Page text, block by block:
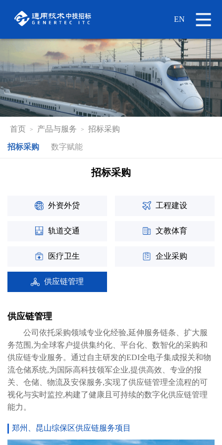
EN
首页 > 产品与服务 > 招标采购
招标采购 数字赋能
招标采购
外资外贷 工程建设
轨道交通 文教体育
医疗卫生 企业采购
供应链管理
供应链管理
公司依托采购领域专业化经验,延伸服务链条、扩大服
务范围,为全球客户提供集约化、平台化、数智化的采购和
供应链专业服务。通过自主研发的EDI全电子集成报关和物
流仓储系统,为国际高科技领军企业,提供高效、专业的报
关、仓储、物流及安保服务,实现了供应链管理全流程的可
视化与实时监控,构建了健康且可持续的数字化供应链管理
能力。
郑州、昆山综保区供应链服务项目